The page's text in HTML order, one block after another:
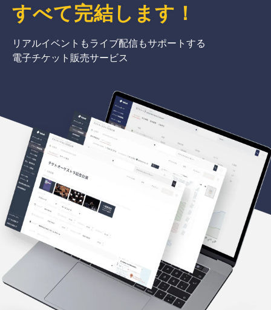
すべて完結 します ！
リアルイベントもライブ配信もサポートする
電子チケット販売サービス